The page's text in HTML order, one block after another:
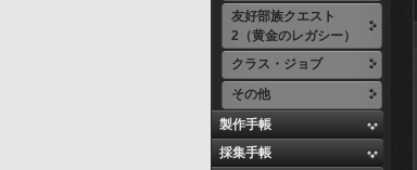
友好部族クエスト
2（黄金のレガシー）
クラス・ジョブ
その他
製作手帳
採集手帳